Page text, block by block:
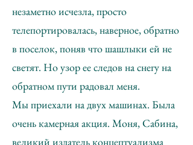
незаметно исчезла, просто
телепортировалась, наверное, обратно
в поселок, поняв что шашлыки ей не
светят. Но узор ее следов на снегу на
обратном пути радовал меня.
Мы приехали на двух машинах. Была
очень камерная акция. Моня, Сабина,
великий издатель концептуализма